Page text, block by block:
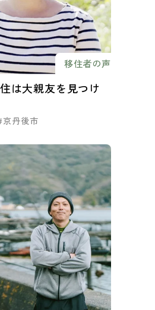
移住者の声
は大親友を見つけ
京丹後市